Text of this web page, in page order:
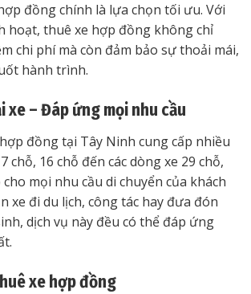
đồng chính là lựa chọn tối ưu. Với
hoạt, thuê xe hợp đồng không chỉ
chi phí mà còn đảm bảo sự thoải mái,
hành trình.
xe – Đáp ứng mọi nhu cầu
đồng tại Tây Ninh cung cấp nhiều
chỗ, 16 chỗ đến các dòng xe 29 chỗ,
mọi nhu cầu di chuyển của khách
xe đi du lịch, công tác hay đưa đón
dịch vụ này đều có thể đáp ứng
xe hợp đồng